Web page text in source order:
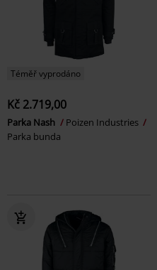
Téměř vyprodáno
Kč 2.719,00
Parka Nash
Poizen Industries
Parka bunda